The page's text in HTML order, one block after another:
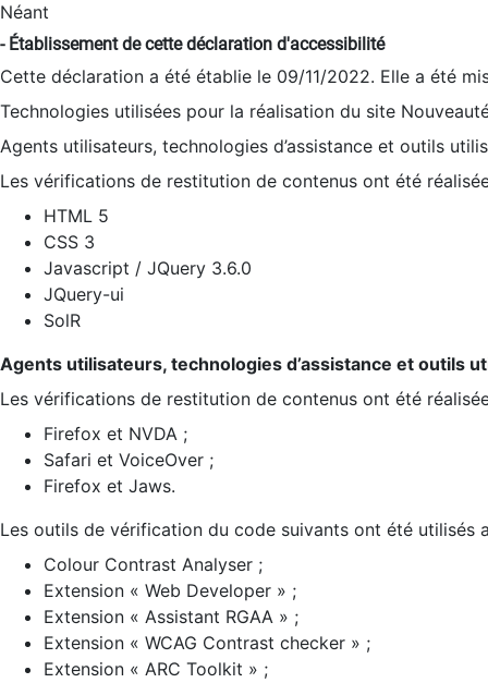
Néant
- Établissement de cette déclaration d'accessibilité
Cette déclaration a été établie le 09/11/2022. Elle a été
Technologies utilisées pour la réalisation du site
Agents utilisateurs, technologies d’assistance et outils
Les vérifications de restitution de contenus ont été
HTML 5
CSS 3
Javascript / JQuery 3.6.0
JQuery-ui
SolR
Agents utilisateurs, technologies d’assistance et outils
Les vérifications de restitution de contenus ont été
Firefox et NVDA ;
Safari et VoiceOver ;
Firefox et Jaws.
Les outils de vérification du code suivants ont été utilisés
Colour Contrast Analyser ;
Extension « Web Developer » ;
Extension « Assistant RGAA » ;
Extension « WCAG Contrast checker » ;
Extension « ARC Toolkit » ;